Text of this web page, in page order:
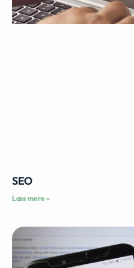
SEO
Læs mere »